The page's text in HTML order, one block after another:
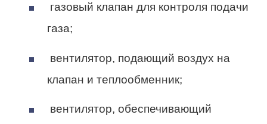
газовый клапан для контроля подачи
газа;
вентилятор, подающий воздух на
клапан и теплообменник;
вентилятор, обеспечивающий